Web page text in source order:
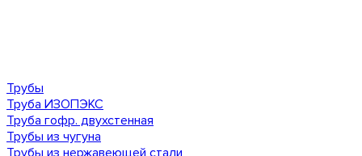
Трубы
Труба ИЗОПЭКС
Труба гофр. двухстенная
Трубы из чугуна
Трубы из нержавеющей стали